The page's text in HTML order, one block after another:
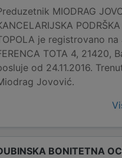
nabavke
i objave
kompanije
MIODRAG
je registrovano na
TOTA 4, 21420,
od 24.11.2016.
Jovović.
BONITETNA